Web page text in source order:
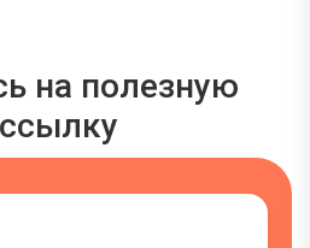
на полезную